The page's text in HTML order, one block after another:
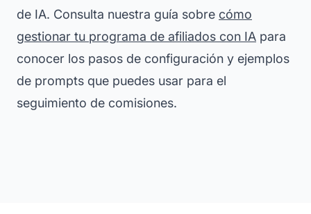
de IA. Consulta nuestra guía sobre cómo
gestionar tu programa de afiliados con IA para
conocer los pasos de configuración y ejemplos
de prompts que puedes usar para el
seguimiento de comisiones.